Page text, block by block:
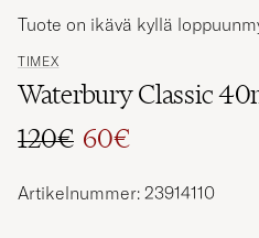
TIMEX
Waterbury Classic
Tavallinen hinta
120€
Alennettu hinta
60€
Tuote on ikävä kyllä
Artikelnummer: 23914110